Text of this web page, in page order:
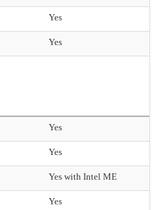
Yes
Yes
Yes
Yes
Yes with Intel ME
Yes